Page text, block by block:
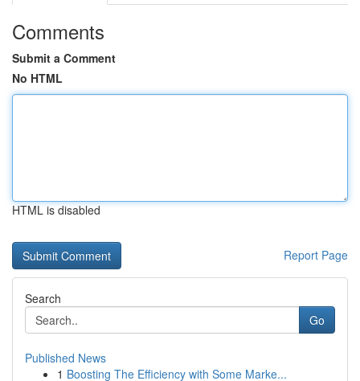
Comments
Submit a Comment
No HTML
HTML is disabled
Report Page
Search
Go
Published News
1 Boosting The Efficiency with Some Marke...